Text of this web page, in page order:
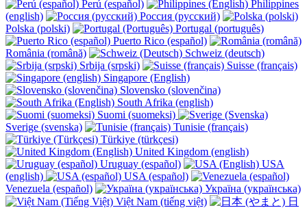
Perú (español)
Philippines
(english)
Россия (русский)
Polska (polski)
Portugal (português)
Puerto Rico (español)
România (română)
Schweiz (deutsch)
Srbija (srpski)
Suisse (français)
Singapore (English)
Slovensko (slovenčina)
South Afrika (english)
Suomi (suomeksi)
Sverige (svenska)
Tunisie (français)
Türkiye (türkçesi)
United Kingdom (english)
Uruguay (español)
USA
(english)
USA (español)
Venezuela (español)
Україна (українська)
Việt Nam (tiếng việt)
日